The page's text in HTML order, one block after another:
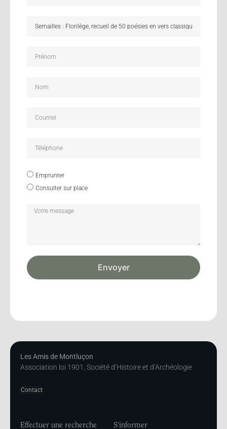
Emprunter
Consulter sur place
Envoyer
Les Amis de Montluçon
Association loi 1901, Société d’Histoire et d’Archéologie
Contact
Effectuer une recherche S'informer